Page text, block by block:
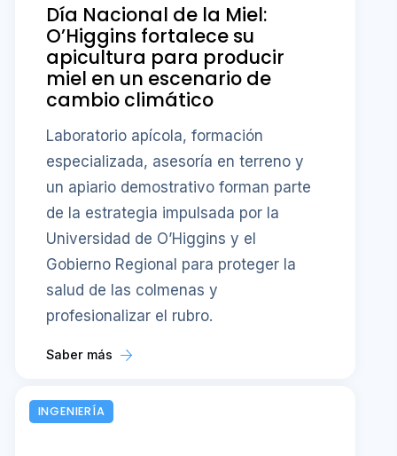
Día Nacional de la Miel:
O’Higgins fortalece su
apicultura para producir
miel en un escenario de
cambio climático
Laboratorio apícola, formación
especializada, asesoría en terreno y
un apiario demostrativo forman parte
de la estrategia impulsada por la
Universidad de O’Higgins y el
Gobierno Regional para proteger la
salud de las colmenas y
profesionalizar el rubro.
Saber más
INGENIERÍA